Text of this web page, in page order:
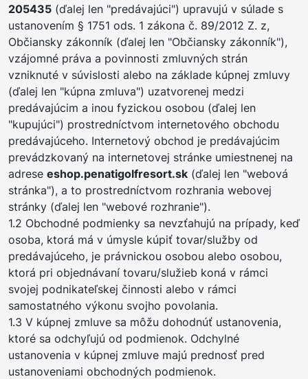
205435 (ďalej len "predávajúci") upravujú v súlade s
ustanovením § 1751 ods. 1 zákona č. 89/2012 Z. z,
Občiansky zákonník (ďalej len "Občiansky zákonník"),
vzájomné práva a povinnosti zmluvných strán
vzniknuté v súvislosti alebo na základe kúpnej zmluvy
(ďalej len "kúpna zmluva") uzatvorenej medzi
predávajúcim a inou fyzickou osobou (ďalej len
"kupujúci") prostredníctvom internetového obchodu
predávajúceho. Internetový obchod je predávajúcim
prevádzkovaný na internetovej stránke umiestnenej na
adrese eshop.penatigolfresort.sk (ďalej len "webová
stránka"), a to prostredníctvom rozhrania webovej
stránky (ďalej len "webové rozhranie").
1.2 Obchodné podmienky sa nevzťahujú na prípady, keď
osoba, ktorá má v úmysle kúpiť tovar/služby od
predávajúceho, je právnickou osobou alebo osobou,
ktorá pri objednávaní tovaru/služieb koná v rámci
svojej podnikateľskej činnosti alebo v rámci
samostatného výkonu svojho povolania.
1.3 V kúpnej zmluve sa môžu dohodnúť ustanovenia,
ktoré sa odchyľujú od podmienok. Odchylné
ustanovenia v kúpnej zmluve majú prednosť pred
ustanoveniami obchodných podmienok.